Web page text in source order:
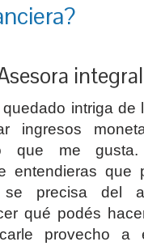
integral
intriga de
ingresos
que me
entendieras que
se precisa del
qué podés
provecho a